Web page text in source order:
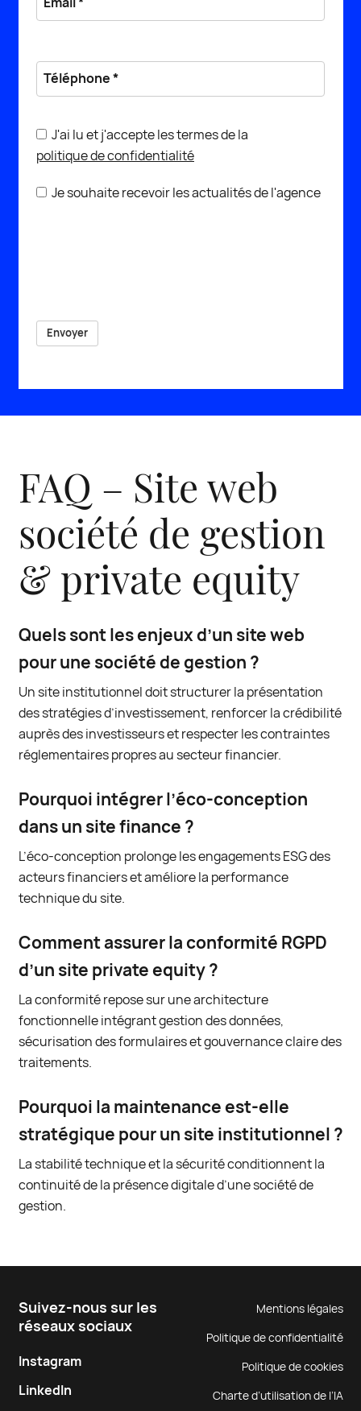
J'ai lu et j'accepte les termes de la
politique de confidentialité
Je souhaite recevoir les actualités de l'agence
Envoyer
FAQ – Site web
société de gestion
& private equity
Quels sont les enjeux d’un site web
pour une société de gestion ?
Un site institutionnel doit structurer la présentation
des stratégies d’investissement, renforcer la crédibilité
auprès des investisseurs et respecter les contraintes
réglementaires propres au secteur financier.
Pourquoi intégrer l’éco-conception
dans un site finance ?
L’éco-conception prolonge les engagements ESG des
acteurs financiers et améliore la performance
technique du site.
Comment assurer la conformité RGPD
d’un site private equity ?
La conformité repose sur une architecture
fonctionnelle intégrant gestion des données,
sécurisation des formulaires et gouvernance claire des
traitements.
Pourquoi la maintenance est-elle
stratégique pour un site institutionnel ?
La stabilité technique et la sécurité conditionnent la
continuité de la présence digitale d’une société de
gestion.
Suivez-nous sur les
réseaux sociaux
Instagram
LinkedIn
Mentions légales
Politique de confidentialité
Politique de cookies
Charte d’utilisation de l’IA